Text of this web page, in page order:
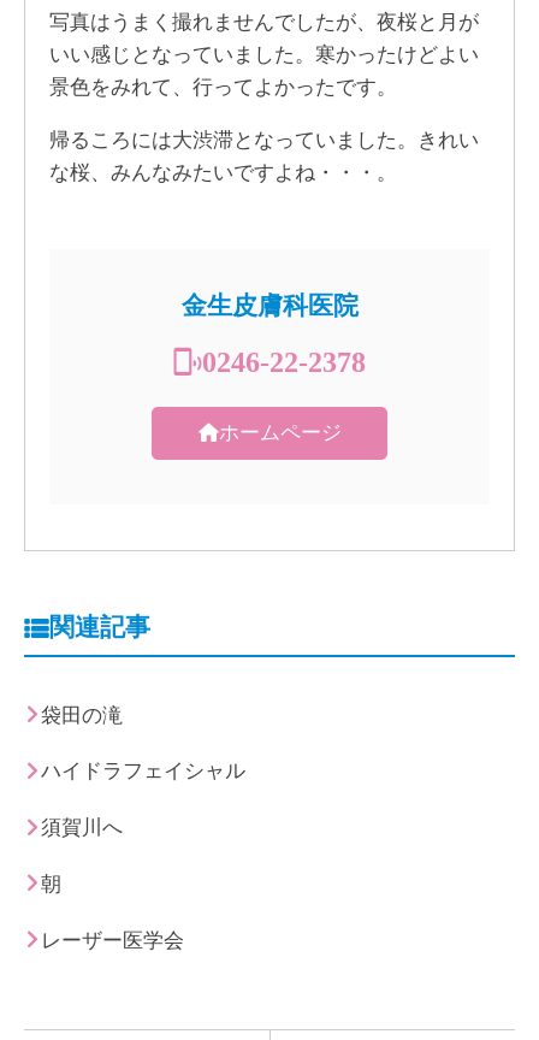
写真はうまく撮れませんでしたが、夜桜と月が
いい感じとなっていました。寒かったけどよい
景色をみれて、行ってよかったです。
帰るころには大渋滞となっていました。きれい
な桜、みんなみたいですよね・・・。
金生皮膚科医院
0246-22-2378
ホームページ
関連記事
袋田の滝
ハイドラフェイシャル
須賀川へ
朝
レーザー医学会